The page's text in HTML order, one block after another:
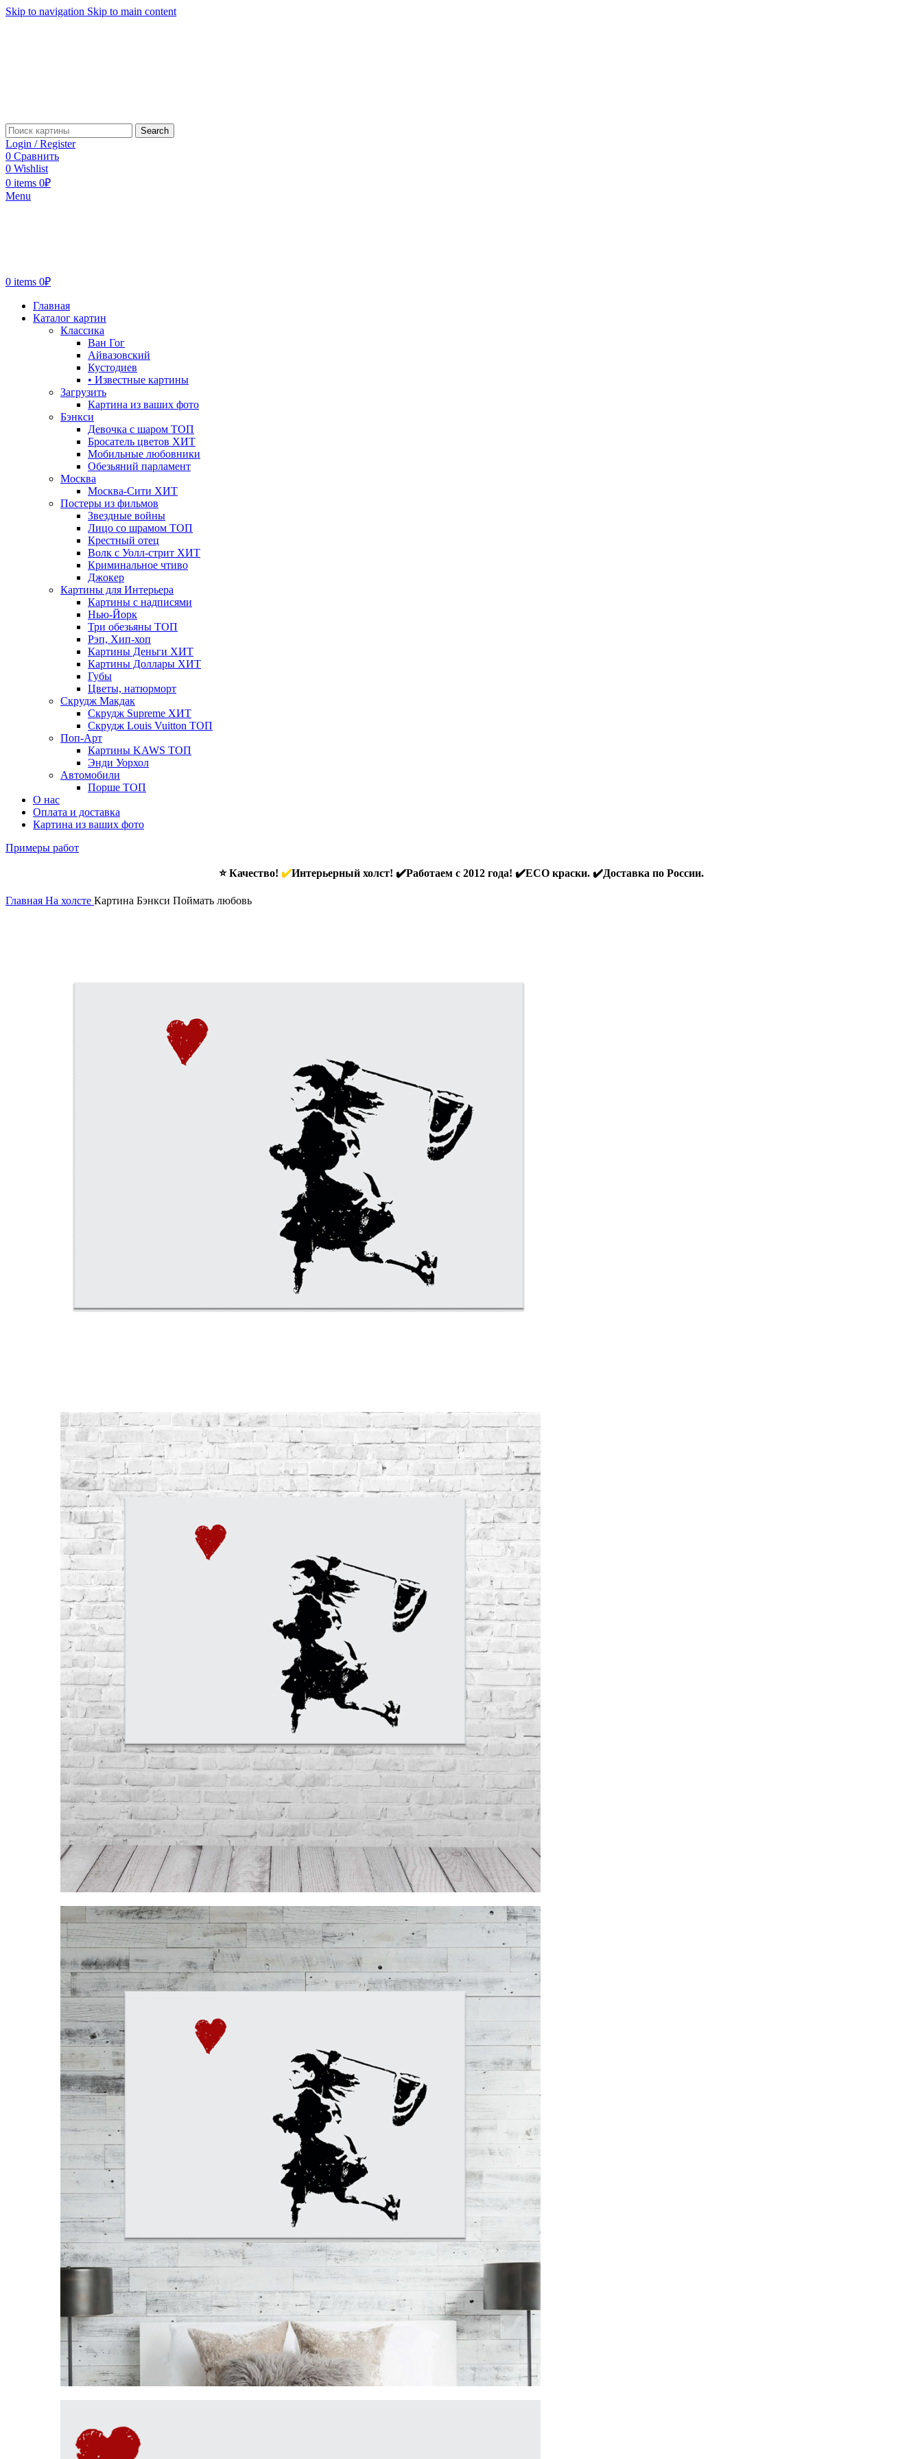
Skip to navigation Skip to main content
Search
Login / Register
0 Сравнить
0 Wishlist
0 items 0₽
Menu
0 items 0₽
Главная
Каталог картин
Классика
Ван Гог
Айвазовский
Кустодиев
• Известные картины
Загрузить
Картина из ваших фото
Бэнкси
Девочка с шаром ТОП
Бросатель цветов ХИТ
Мобильные любовники
Обезьяний парламент
Москва
Москва-Сити ХИТ
Постеры из фильмов
Звездные войны
Лицо со шрамом ТОП
Крестный отец
Волк с Уолл-стрит ХИТ
Криминальное чтиво
Джокер
Картины для Интерьера
Картины с надписями
Нью-Йорк
Три обезьяны ТОП
Рэп, Хип-хоп
Картины Деньги ХИТ
Картины Доллары ХИТ
Губы
Цветы, натюрморт
Скрудж Макдак
Скрудж Supreme ХИТ
Скрудж Louis Vuitton ТОП
Поп-Арт
Картины KAWS ТОП
Энди Уорхол
Автомобили
Порше ТОП
О нас
Оплата и доставка
Картина из ваших фото
Примеры работ
⭐ Качество! ✔️Интерьерный холст! ✔️Работаем с 2012 года! ✔️ECO краски. ✔️Доставка по России.
Главная На холсте Картина Бэнкси Поймать любовь